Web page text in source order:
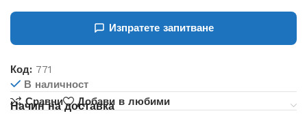
Изпратете запитване
Код: 771
В наличност
Сравни
Добави в любими
Начин на доставка